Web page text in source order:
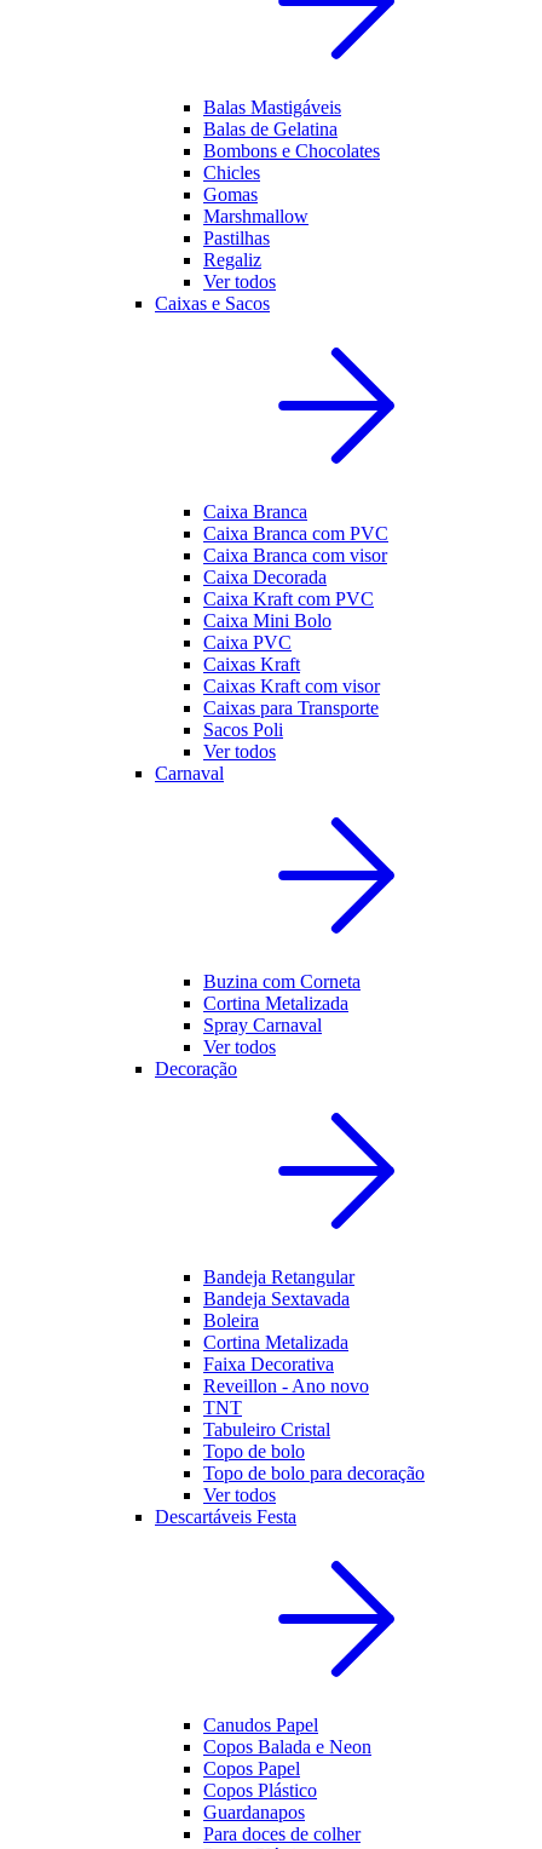
Balas Mastigáveis
Balas de Gelatina
Bombons e Chocolates
Chicles
Gomas
Marshmallow
Pastilhas
Regaliz
Ver todos
Caixas e Sacos
Caixa Branca
Caixa Branca com PVC
Caixa Branca com visor
Caixa Decorada
Caixa Kraft com PVC
Caixa Mini Bolo
Caixa PVC
Caixas Kraft
Caixas Kraft com visor
Caixas para Transporte
Sacos Poli
Ver todos
Carnaval
Buzina com Corneta
Cortina Metalizada
Spray Carnaval
Ver todos
Decoração
Bandeja Retangular
Bandeja Sextavada
Boleira
Cortina Metalizada
Faixa Decorativa
Reveillon - Ano novo
TNT
Tabuleiro Cristal
Topo de bolo
Topo de bolo para decoração
Ver todos
Descartáveis Festa
Canudos Papel
Copos Balada e Neon
Copos Papel
Copos Plástico
Guardanapos
Para doces de colher